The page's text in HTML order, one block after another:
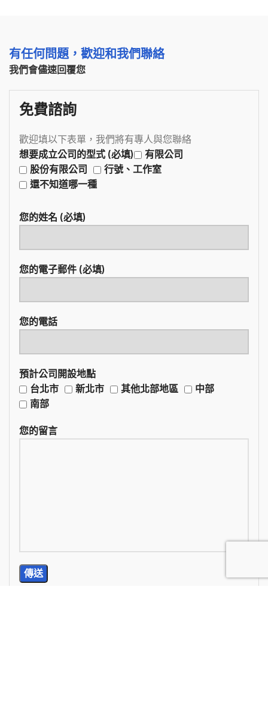
有任何問題，歡迎和我們聯絡
我們會儘速回覆您
免費諮詢
歡迎填以下表單，我們將有專人與您聯絡
想要成立公司的型式 (必填)
有限公司
股份有限公司
行號、工作室
還不知道哪一種
您的姓名 (必填)
您的電子郵件 (必填)
您的電話
預計公司開設地點
台北市
新北市 其他北部地區
中部
南部
您的留言